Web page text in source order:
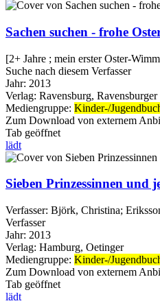
Sachen suchen - frohe
[2+ Jahre ; mein erster Oster-
Suche nach diesem Verfasser
Jahr: 2013
Verlag: Ravensburg,
Mediengruppe: Kinder-/
Zum Download von externem
Tab geöffnet
lädt
Sieben Prinzessinnen und
Verfasser: Björk, Christina;
Verfasser
Jahr: 2013
Verlag: Hamburg, Oetinger
Mediengruppe: Kinder-/
Zum Download von externem
Tab geöffnet
lädt